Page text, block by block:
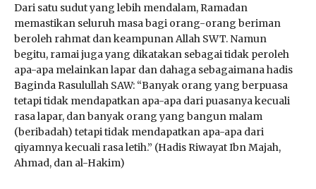
Dari satu sudut yang lebih mendalam, Ramadan
memastikan seluruh masa bagi orang-orang beriman
beroleh rahmat dan keampunan Allah SWT. Namun
begitu, ramai juga yang dikatakan sebagai tidak peroleh
apa-apa melainkan lapar dan dahaga sebagaimana hadis
Baginda Rasulullah SAW: “Banyak orang yang berpuasa
tetapi tidak mendapatkan apa-apa dari puasanya kecuali
rasa lapar, dan banyak orang yang bangun malam
(beribadah) tetapi tidak mendapatkan apa-apa dari
qiyamnya kecuali rasa letih.” (Hadis Riwayat Ibn Majah,
Ahmad, dan al-Hakim)